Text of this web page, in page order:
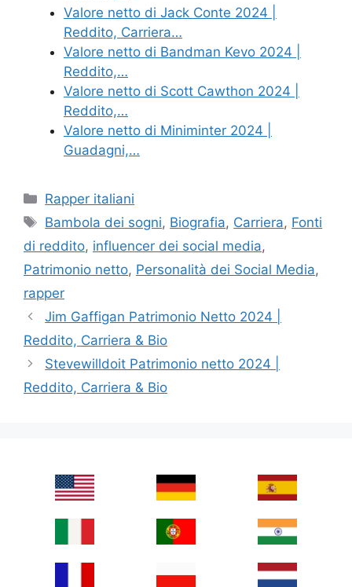
Valore netto di Jack Conte 2024 |
Reddito, Carriera…
Valore netto di Bandman Kevo 2024 |
Reddito,…
Valore netto di Scott Cawthon 2024 |
Reddito,…
Valore netto di Miniminter 2024 |
Guadagni,…
Categories
Rapper italiani
Tags
Bambola dei sogni, Biografia, Carriera, Fonti
di reddito, influencer dei social media,
Patrimonio netto, Personalità dei Social Media,
rapper
Jim Gaffigan Patrimonio Netto 2024 |
Reddito, Carriera & Bio
Stevewilldoit Patrimonio netto 2024 |
Reddito, Carriera & Bio